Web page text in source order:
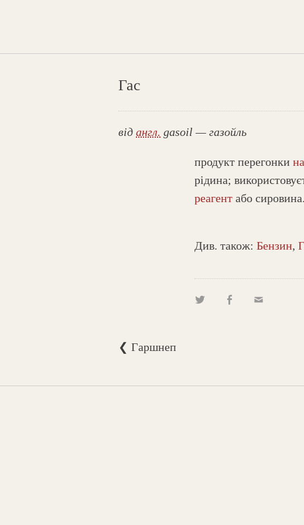
Гас
від англ. gasoil — газойль
продукт перегонки
рідина;
реагент або сировина.
Див. також: Бензин,
❮ Гаршнеп